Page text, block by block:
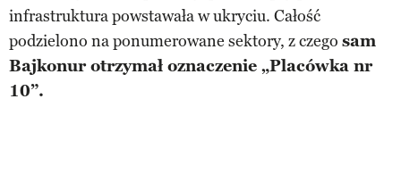
infrastruktura powstawała w ukryciu. Całość
podzielono na ponumerowane sektory, z czego sam
Bajkonur otrzymał oznaczenie „Placówka nr
10”.